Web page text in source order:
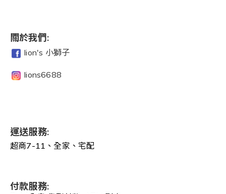
關於我們:
lion's 小獅子
lions6688
運送服務:
超商7-11、全家、宅配
付款服務: